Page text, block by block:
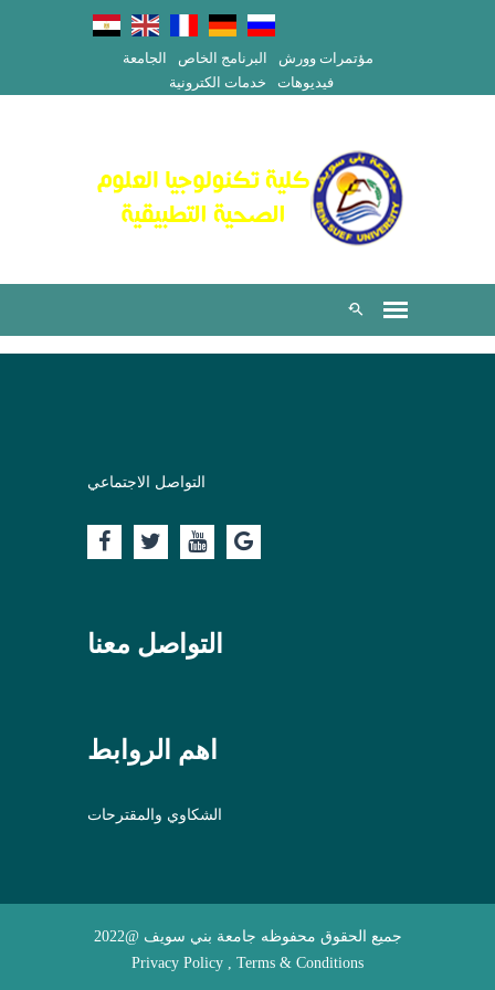
الجامعة البرنامج الخاص
مؤتمرات وورش
خدمات الكترونية
فيديوهات
التواصل الاجتماعي
التواصل معنا
اهم الروابط
الشكاوي والمقترحات
جميع الحقوق محفوظه جامعة بني سويف @2022
Privacy Policy , Terms & Conditions